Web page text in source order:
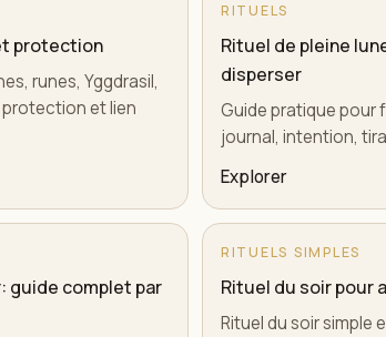
protection
runes, Yggdrasil,
et lien
RITUELS
Rituel de pleine
disperser
Guide pratique pour
journal, intention,
Explorer
guide complet par
RITUELS SIMPLES
Rituel du soir pour
Rituel du soir simple